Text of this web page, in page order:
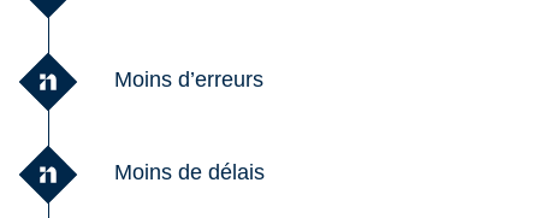
Moins d’erreurs
Moins de délais